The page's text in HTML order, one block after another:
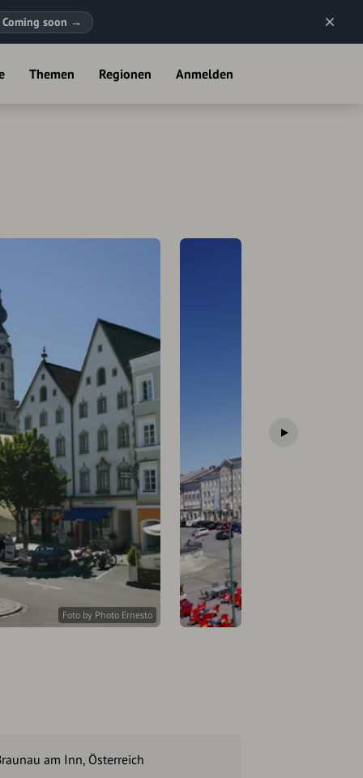
Coming soon →
Themen Regionen Anmelden
Foto by Photo Ernesto
am Inn, Österreich